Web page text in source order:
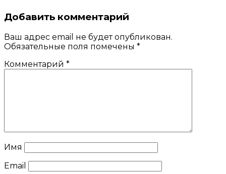
Добавить комментарий
Ваш адрес email не будет опубликован.
Обязательные поля помечены *
Комментарий *
Имя
Email